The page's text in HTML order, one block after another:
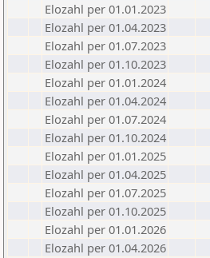
Elozahl per 01.01.2023
Elozahl per 01.04.2023
Elozahl per 01.07.2023
Elozahl per 01.10.2023
Elozahl per 01.01.2024
Elozahl per 01.04.2024
Elozahl per 01.07.2024
Elozahl per 01.10.2024
Elozahl per 01.01.2025
Elozahl per 01.04.2025
Elozahl per 01.07.2025
Elozahl per 01.10.2025
Elozahl per 01.01.2026
Elozahl per 01.04.2026